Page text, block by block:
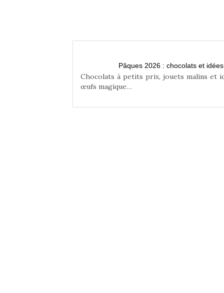
Pâques 2026 : chocolats et
Chocolats à petits prix, jouets malins et
œufs magique…